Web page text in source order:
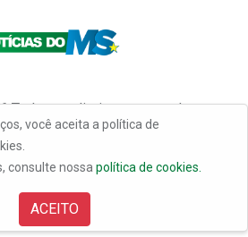
você aceita a política de
consulte nossa política de cookies.
ACEITO
Todos os direitos reservados